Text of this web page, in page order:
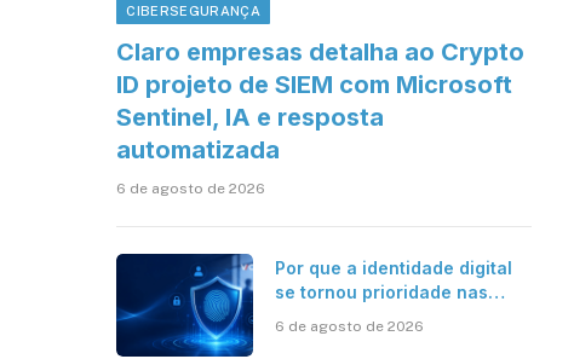
CIBERSEGURANÇA
Claro empresas detalha ao Crypto
ID projeto de SIEM com Microsoft
Sentinel, IA e resposta
automatizada
6 de agosto de 2026
Por que a identidade digital
se tornou prioridade nas
6 de agosto de 2026